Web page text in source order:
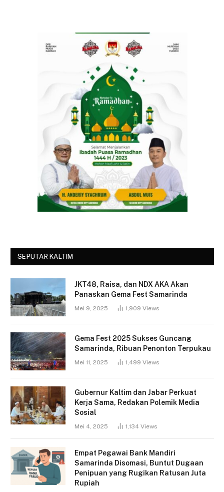
SEPUTAR KALTIM
JKT48, Raisa, dan NDX AKA Akan
Panaskan Gema Fest Samarinda
Mei 9, 2025 1,909 Views
Gema Fest 2025 Sukses Guncang
Samarinda, Ribuan Penonton Terpukau
Mei 11, 2025 1,499 Views
Gubernur Kaltim dan Jabar Perkuat
Kerja Sama, Redakan Polemik Media
Sosial
Mei 4, 2025 1,134 Views
Empat Pegawai Bank Mandiri
Samarinda Disomasi, Buntut Dugaan
Penipuan yang Rugikan Ratusan Juta
Rupiah